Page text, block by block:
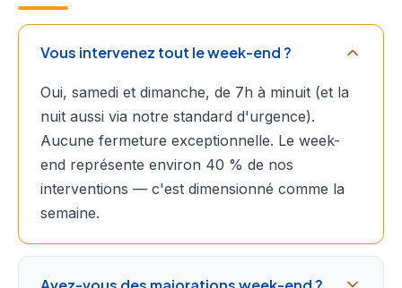
Vous intervenez tout le week-end ?
Oui, samedi et dimanche, de 7h à minuit (et la
nuit aussi via notre standard d'urgence).
Aucune fermeture exceptionnelle. Le week-
end représente environ 40 % de nos
interventions — c'est dimensionné comme la
semaine.